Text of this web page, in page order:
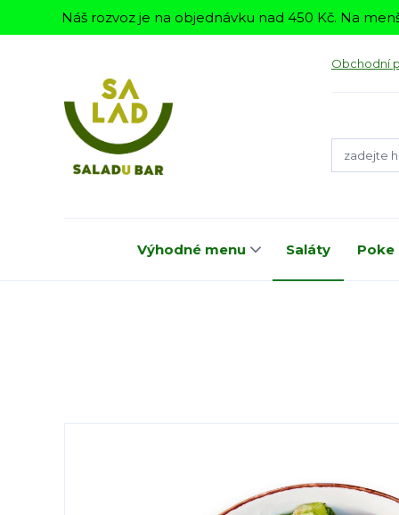
Náš rozvoz je na objednávku nad 450 Kč. Na
Obchodní
Výhodné menu Saláty Poke